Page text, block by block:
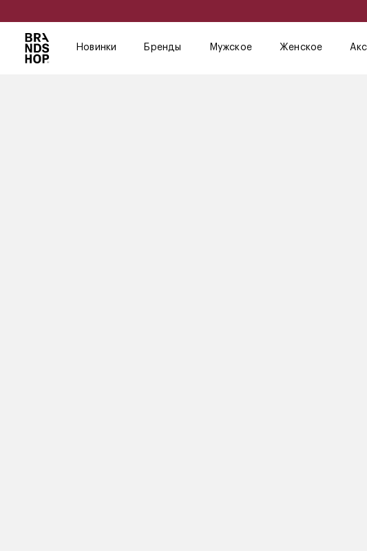
Новинки Бренды Мужское Женское